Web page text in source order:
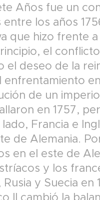
Años fue un
los años
que hizo frente
el
el deseo de la
enfrentamiento
de un
en 1757,
Francia e
de Alemania.
en el este de
y los
y Suecia
II cambió la